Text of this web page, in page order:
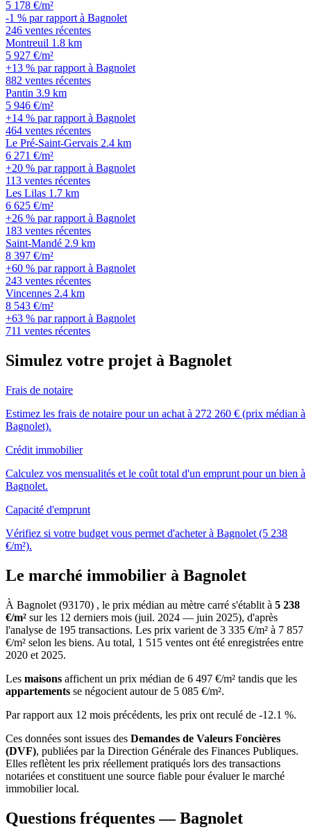
5 178 €/m²
-1 % par rapport à Bagnolet
246 ventes récentes
Montreuil 1.8 km
5 927 €/m²
+13 % par rapport à Bagnolet
882 ventes récentes
Pantin 3.9 km
5 946 €/m²
+14 % par rapport à Bagnolet
464 ventes récentes
Le Pré-Saint-Gervais 2.4 km
6 271 €/m²
+20 % par rapport à Bagnolet
113 ventes récentes
Les Lilas 1.7 km
6 625 €/m²
+26 % par rapport à Bagnolet
183 ventes récentes
Saint-Mandé 2.9 km
8 397 €/m²
+60 % par rapport à Bagnolet
243 ventes récentes
Vincennes 2.4 km
8 543 €/m²
+63 % par rapport à Bagnolet
711 ventes récentes
Simulez votre projet à Bagnolet
Frais de notaire
Estimez les frais de notaire pour un achat à 272 260 € (prix médian à
Bagnolet).
Crédit immobilier
Calculez vos mensualités et le coût total d'un emprunt pour un bien à
Bagnolet.
Capacité d'emprunt
Vérifiez si votre budget vous permet d'acheter à Bagnolet (5 238
€/m²).
Le marché immobilier à Bagnolet
À Bagnolet (93170) , le prix médian au mètre carré s'établit à 5 238
€/m² sur les 12 derniers mois (juil. 2024 — juin 2025), d'après
l'analyse de 195 transactions. Les prix varient de 3 335 €/m² à 7 857
€/m² selon les biens. Au total, 1 515 ventes ont été enregistrées entre
2020 et 2025.
Les maisons affichent un prix médian de 6 497 €/m² tandis que les
appartements se négocient autour de 5 085 €/m².
Par rapport aux 12 mois précédents, les prix ont reculé de -12.1 %.
Ces données sont issues des Demandes de Valeurs Foncières
(DVF), publiées par la Direction Générale des Finances Publiques.
Elles reflètent les prix réellement pratiqués lors des transactions
notariées et constituent une source fiable pour évaluer le marché
immobilier local.
Questions fréquentes — Bagnolet